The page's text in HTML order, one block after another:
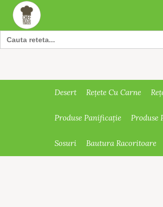
Search
for:
Desert Rețete Cu Carne
Produse Panificație Produse
Sosuri Bautura Racoritoare